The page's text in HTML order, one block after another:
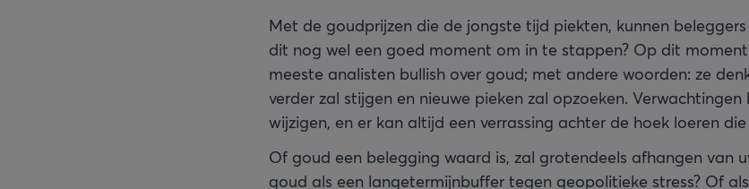
Met de goudprijzen die de jongste tijd piekten, kunnen
dit nog wel een goed moment om in te stappen? Op dit moment
meeste analisten bullish over goud; met andere woorden: ze
verder zal stijgen en nieuwe pieken zal opzoeken. Verwachtingen
wijzigen, en er kan altijd een verrassing achter de hoek loeren
Of goud een belegging waard is, zal grotendeels afhangen van
goud als een langetermijnbuffer tegen geopolitieke stress? Of